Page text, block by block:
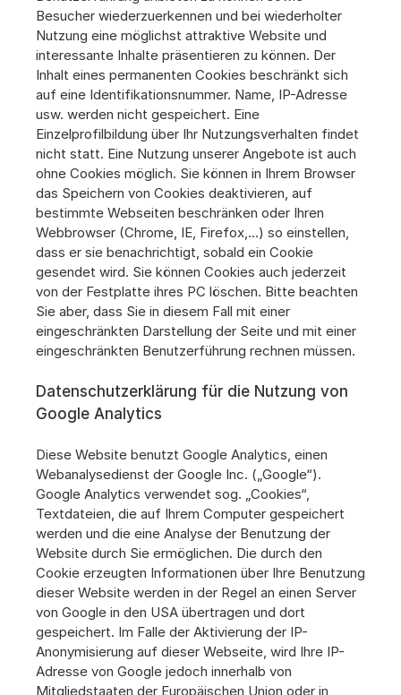
Besucher wiederzuerkennen und bei wiederholter
Nutzung eine möglichst attraktive Website und
interessante Inhalte präsentieren zu können. Der
Inhalt eines permanenten Cookies beschränkt sich
auf eine Identifikationsnummer. Name, IP-Adresse
usw. werden nicht gespeichert. Eine
Einzelprofilbildung über Ihr Nutzungsverhalten findet
nicht statt. Eine Nutzung unserer Angebote ist auch
ohne Cookies möglich. Sie können in Ihrem Browser
das Speichern von Cookies deaktivieren, auf
bestimmte Webseiten beschränken oder Ihren
Webbrowser (Chrome, IE, Firefox,…) so einstellen,
dass er sie benachrichtigt, sobald ein Cookie
gesendet wird. Sie können Cookies auch jederzeit
von der Festplatte ihres PC löschen. Bitte beachten
Sie aber, dass Sie in diesem Fall mit einer
eingeschränkten Darstellung der Seite und mit einer
eingeschränkten Benutzerführung rechnen müssen.
Datenschutzerklärung für die Nutzung von
Google Analytics
Diese Website benutzt Google Analytics, einen
Webanalysedienst der Google Inc. („Google“).
Google Analytics verwendet sog. „Cookies“,
Textdateien, die auf Ihrem Computer gespeichert
werden und die eine Analyse der Benutzung der
Website durch Sie ermöglichen. Die durch den
Cookie erzeugten Informationen über Ihre Benutzung
dieser Website werden in der Regel an einen Server
von Google in den USA übertragen und dort
gespeichert. Im Falle der Aktivierung der IP-
Anonymisierung auf dieser Webseite, wird Ihre IP-
Adresse von Google jedoch innerhalb von
Mitgliedstaaten der Europäischen Union oder in